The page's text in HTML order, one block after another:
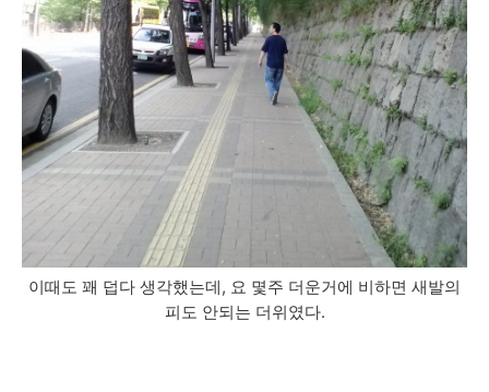
이때도 꽤 덥다 생각했는데, 요 몇주 더운거에 비하면 새발의
피도 안되는 더위였다.